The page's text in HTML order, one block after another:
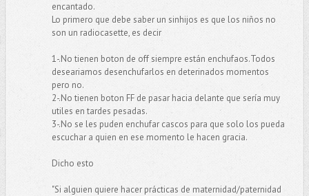
encantado.
Lo primero que debe saber un sinhijos es que los niños no
son un radiocasette, es decir
1-.No tienen boton de off siempre están enchufaos.Todos
deseariamos desenchufarlos en deterinados momentos
pero no.
2-.No tienen boton FF de pasar hacia delante que sería muy
utiles en tardes pesadas.
3-.No se les puden enchufar cascos para que solo los pueda
escuchar a quien en ese momento le hacen gracia.
Dicho esto
"Si alguien quiere hacer prácticas de maternidad/paternidad